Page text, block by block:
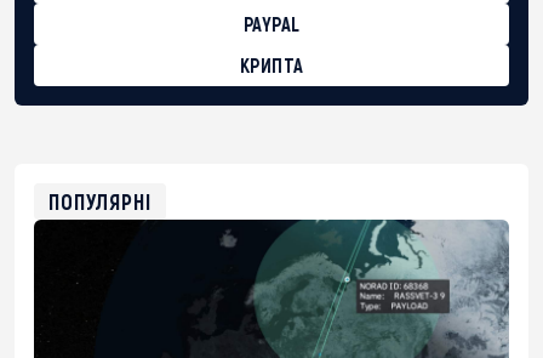
PAYPAL
КРИПТА
0xfD02863D3289416fcF50975c9DFda13623f97758
ПОПУЛЯРНІ